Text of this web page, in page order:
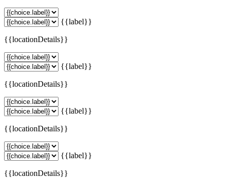
{{label}}
{{locationDetails}}
{{label}}
{{locationDetails}}
{{label}}
{{locationDetails}}
{{label}}
{{locationDetails}}